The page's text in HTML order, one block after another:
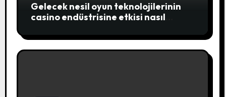
Gelecek nesil oyun teknolojilerinin
casino endüstrisine etkisi nasıl